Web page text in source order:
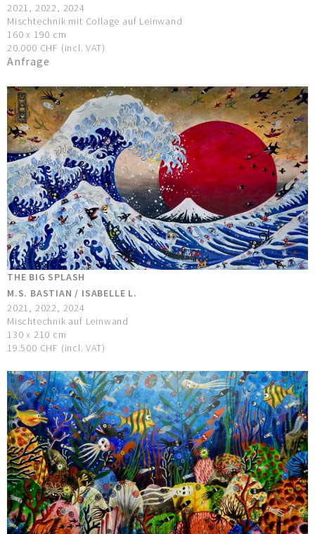
2021, 2022, 2024
Mischtechnik mit Collage auf Leinwand
160 x 190 cm
20.000 CHF (incl. VAT)
Anfrage
THE BIG SPLASH
M.S. BASTIAN / ISABELLE L.
2021, 2022, 2024
Mischtechnik auf Leinwand
130 x 210 cm
19.500 CHF (incl. VAT)